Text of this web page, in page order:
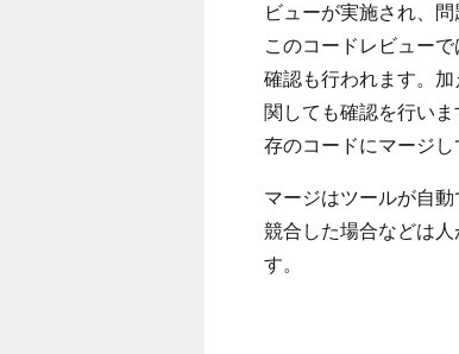
ビューが実施され、
このコードレビュー
確認も行われます。
関しても確認を行い
存のコードにマージし
マージはツールが自
競合した場合などは
す。